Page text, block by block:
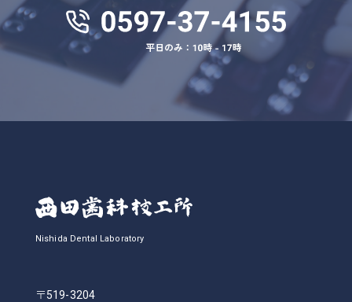
Nishida Dental Laboratory
〒519-3204